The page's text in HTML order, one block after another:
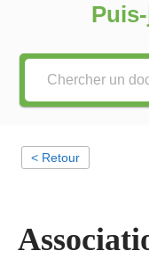
< Retour